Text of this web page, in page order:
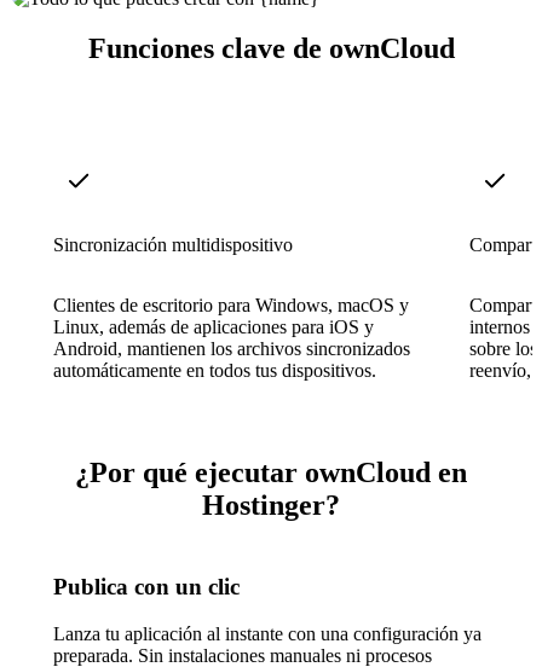
Funciones clave de ownCloud
Sincronización multidispositivo
Clientes de escritorio para Windows, macOS y
Linux, además de aplicaciones para iOS y
Android, mantienen los archivos sincronizados
automáticamente en todos tus dispositivos.
internos
sobre
reenvío,
¿Por qué ejecutar ownCloud en
Hostinger?
Publica con un clic
Lanza tu aplicación al instante con una configuración ya
preparada. Sin instalaciones manuales ni procesos